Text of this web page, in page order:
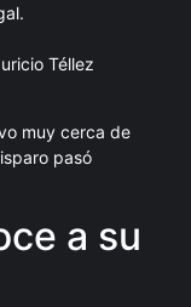
Téllez
muy cerca de
pasó
a su